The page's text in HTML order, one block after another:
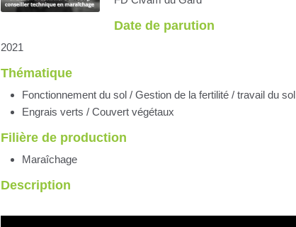
Date de parution
2021
Thématique
Fonctionnement du sol / Gestion de la fertilité / travail du sol
Engrais verts / Couvert végétaux
Filière de production
Maraîchage
Description